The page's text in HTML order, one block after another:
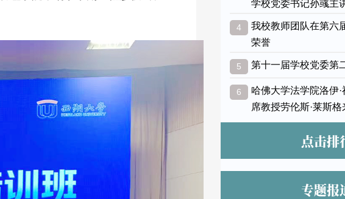
学校党委书记孙彧主
4 我校教师团队在第六
荣誉
5 第十一届学校党委第
6 哈佛大学法学院洛伊
席教授劳伦斯·莱斯
点击排
专题报